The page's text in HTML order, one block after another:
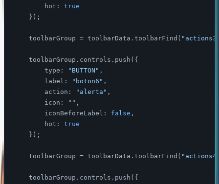
hot : true
    });
    toolbarGroup = toolbarData.toolbarFind(
    toolbarGroup.controls.push({
type : "BUTTON" ,
label : "boton6" ,
action : "alerta" ,
icon : "" ,
iconBeforeLabel : false ,
hot : true
    });
    toolbarGroup = toolbarData.toolbarFind(
    toolbarGroup.controls.push({